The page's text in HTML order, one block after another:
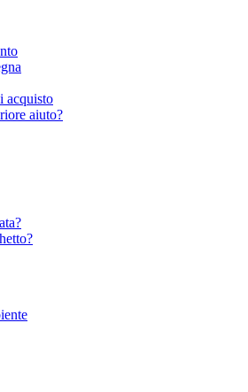
acquisto
aiuto?